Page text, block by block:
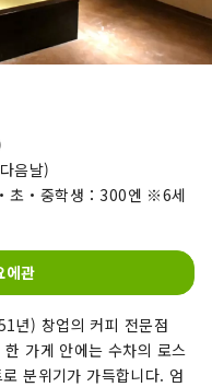
음날)
초・중학생：300엔 ※6세
에관
년) 창업의 커피 전문점
한 가게 안에는 수차의 로스
분위기가 가득합니다. 엄